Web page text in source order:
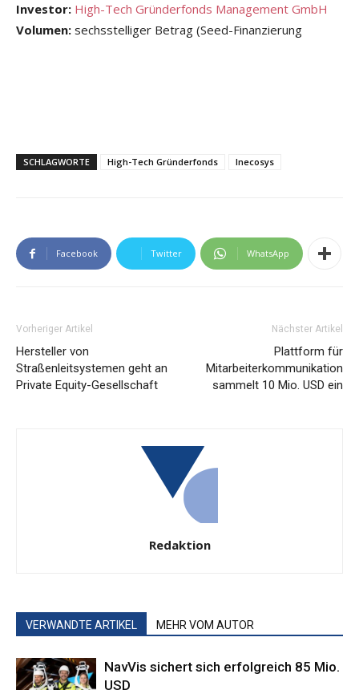
Investor: High-Tech Gründerfonds Management GmbH
Volumen: sechsstelliger Betrag (Seed-Finanzierung
SCHLAGWORTE High-Tech Gründerfonds Inecosys
Facebook Twitter WhatsApp
Vorheriger Artikel
Hersteller von
Straßenleitsystemen geht an
Private Equity-Gesellschaft
Nächster Artikel
Plattform für
Mitarbeiterkommunikation
sammelt 10 Mio. USD ein
Redaktion
VERWANDTE ARTIKEL MEHR VOM AUTOR
NavVis sichert sich erfolgreich 85 Mio.
USD